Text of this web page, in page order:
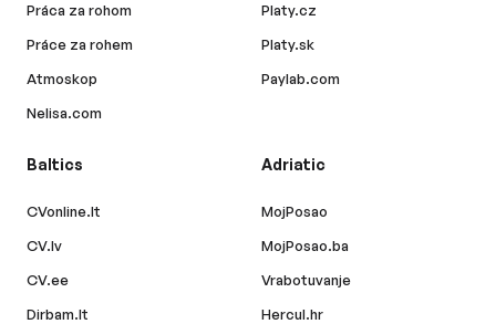
Práca za rohom
Práce za rohem
Atmoskop
Nelisa.com
Platy.cz
Platy.sk
Paylab.com
Baltics
CVonline.lt
CV.lv
CV.ee
Dirbam.lt
Adriatic
MojPosao
MojPosao.ba
Vrabotuvanje
Hercul.hr